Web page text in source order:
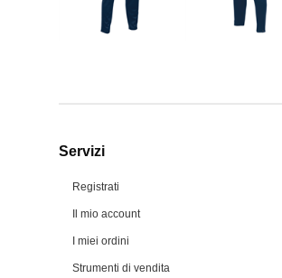
Servizi
Registrati
Il mio account
I miei ordini
Strumenti di vendita